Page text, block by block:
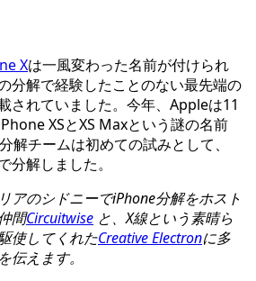
Xは一風変わった名前が付けられ
分解で経験したことのない最先端の
されていました。今年、Appleは11
XSとXS Maxという謎の名前
解チームは初めての試みとして、
分解しました。
アのシドニーでiPhone分解をホスト
間Circuitwise と、X線という素晴ら
使してくれたCreative Electronに多
伝えます。